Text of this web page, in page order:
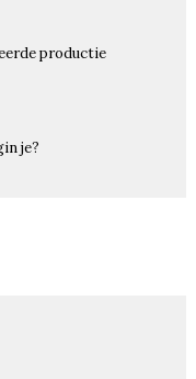
productie
je?